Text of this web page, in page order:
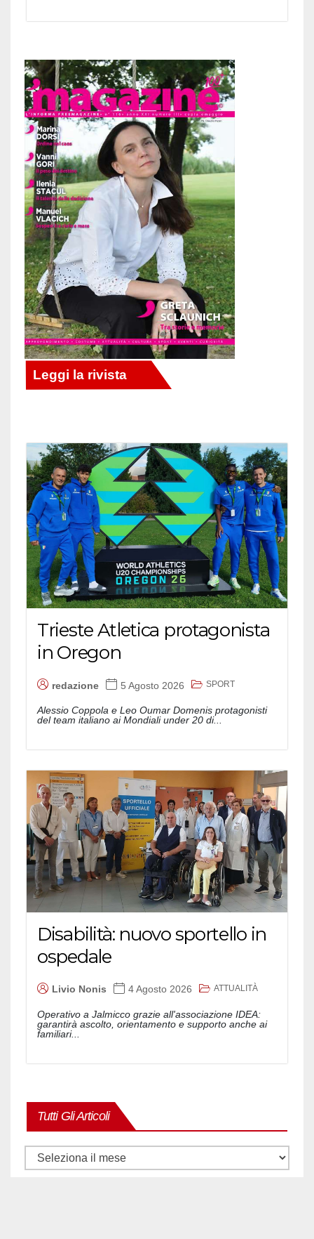
Trieste Atletica protagonista
in Oregon
redazione 5 Agosto 2026 SPORT
Alessio Coppola e Leo Oumar Domenis protagonisti
del team italiano ai Mondiali under 20 di...
Disabilità: nuovo sportello in
ospedale
Livio Nonis 4 Agosto 2026 ATTUALITÀ
Operativo a Jalmicco grazie all'associazione IDEA:
garantirà ascolto, orientamento e supporto anche ai
familiari...
Tutti Gli Articoli
Tutti